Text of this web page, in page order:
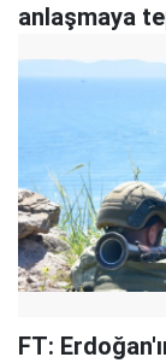
anlaşmaya
FT: